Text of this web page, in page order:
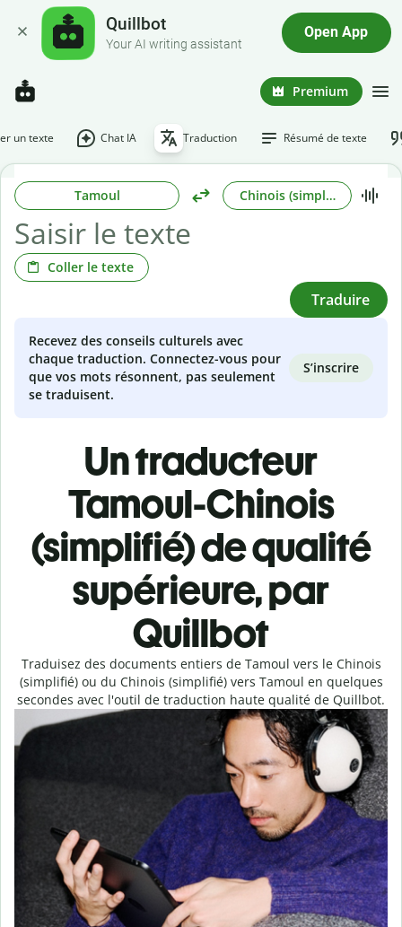
Quillbot
Your AI writing assistant
Open App
Premium
un texte Chat IA Traduction Résumé de texte
Tamoul Chinois (simplifié)
Coller le texte
Traduire
Recevez des conseils culturels avec
chaque traduction. Connectez-vous pour
que vos mots résonnent, pas seulement
se traduisent.
S’inscrire
Un traducteur
Tamoul-Chinois
(simplifié) de qualité
supérieure, par
Quillbot
Traduisez des documents entiers de Tamoul vers le Chinois
(simplifié) ou du Chinois (simplifié) vers Tamoul en quelques
secondes avec l'outil de traduction haute qualité de Quillbot.